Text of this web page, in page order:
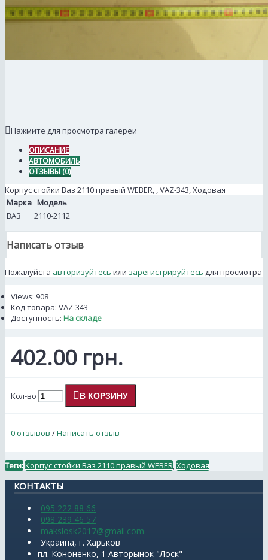
Нажмите для просмотра галереи
ОПИСАНИЕ
АВТОМОБИЛЬ
ОТЗЫВЫ (0)
Корпус стойки Ваз 2110 правый WEBER, , VAZ-343, Ходовая
Марка Модель
ВАЗ
2110-2112
Написать отзыв
Пожалуйста авторизуйтесь или зарегистрируйтесь для просмотра
Views: 908
Код товара: VAZ-343
Доступность: На складе
402.00 грн.
Кол-во В КОРЗИНУ
0 отзывов /Написать отзыв
Теги:Корпус стойки Ваз 2110 правый WEBER Ходовая
КОНТАКТЫ
095 222 88 66
098 239 46 57
makslosk2017@gmail.com
Украина, г. Харьков
пл. Кононенко, 1 Авторынок "Лоск"